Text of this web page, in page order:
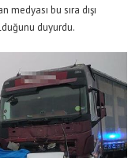
bu sıra dışı
duyurdu.